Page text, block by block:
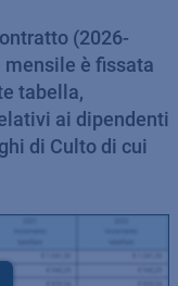
(2026-
è fissata
tabella,
ai dipendenti
di Culto di cui